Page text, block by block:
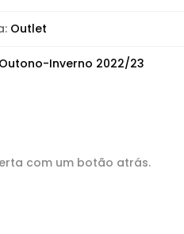
Outlet
Outono-Inverno 2022/23
com um botão atrás.